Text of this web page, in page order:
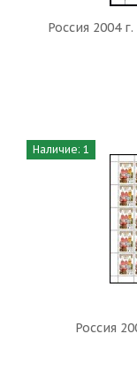
Россия 2004
Наличие: 1
Россия